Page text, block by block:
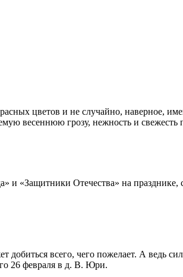
цветов и не случайно, наверное,
весеннюю грозу, нежность и свежесть
и «Защитники Отечества» на
добиться всего, чего пожелает. А ведь
26 февраля в д. В. Юри.